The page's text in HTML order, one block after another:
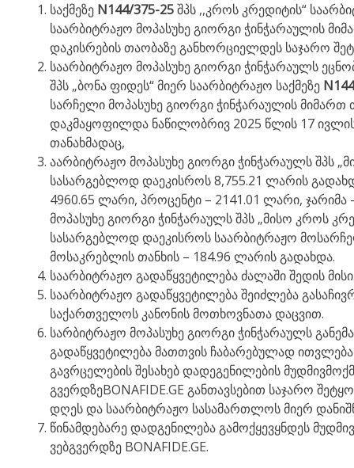
საქმეზე N144/375-25შპს ,,კროს კრედიტის“
საარბიტრაჟო მოპასუხე გიორგი ჭინჭარაულის
დაკისრების თაობაზე განხორციელდეს საჯარო
საარბიტრაჟო მოპასუხე გიორგი ჭინჭარაულს
შპს „ბონა ფიდეს“ მიერ საარბიტრაჟო საქმეზე
სარჩელი მოპასუხე გიორგი ჭინჭარაულის მიმართ
დაკმაყოფილდა ნაწილობრივ 2025 წლის 17
თანახმადაც,
აარბიტრაჟო მოპასუხე გიორგი ჭინჭარაულს შპს
სასარგებლოდ დაეკისროს 8,755.21 ლარის
4960.65 ლარი, პროცენტი – 2141.01 ლარი,
მოპასუხე გიორგი ჭინჭარაულს შპს „მისო კროს
სასარგებლოდ დაეკისროს საარბიტრაჟო
მოსაკრებლის თანხის – 184.96 ლარის გადახდა.
საარბიტრაჟო გადაწყვეტილება ძალაში შედის
საარბიტრაჟო გადაწყვეტილება შეიძლება
საქართველოს კანონის მოთხოვნათა დაცვით.
სარბიტრაჟო მოპასუხე გიორგი ჭინჭარაულს
გადაწყვეტილება მათთვის ჩაბარებულად
გავრცელების შესახებ დადეგენილების
გვერდზეBONAFIDE.GE განთავსებით საჯარო
დღეს და საარბიტრაჟო სასამართლოს მიერ
წინამდებარე დადგენილება გამოქყევყნდეს
ვებგვერდზე BONAFIDE.GE.